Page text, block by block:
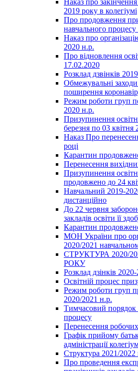
Наказ про
2019 року в колегіумі
Про продовження
навчального процесу
Наказ про
2020 н.р.
Про відновлення
17.02.2020
Розклад дзвінків
Обмежувальні
поширення
Режим роботи груп
2020 н.р.
Призупинення
березня по 03 квітня
Наказ Про
році
Карантин
Перенесення
Призупинення
продовжено до 24
Навчальний 2019-
дистанційно
До 22 червня
закладів освіти її
Карантин
МОН України про
2020/2021
СТРУКТУРА 2020/
РОКУ
Розклад дзінків
Освітній процес
Режим роботи груп
2020/2021 н.р.
Тимчасовий порядок
процесу
Перенесення
Графік прийому
адміністрації
Структура 2021/2022
Про проведення